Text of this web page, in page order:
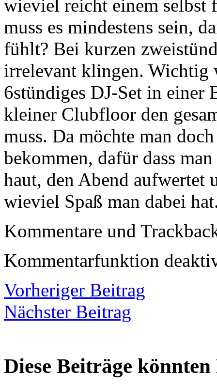
wieviel reicht einem
muss es mindestens sein,
fühlt? Bei kurzen
irrelevant klingen. Wichtig
6stündiges DJ-Set in einer
kleiner Clubfloor den
muss. Da möchte man
bekommen, dafür dass
haut, den Abend aufwertet
wieviel Spaß man dabei
Kommentare und
Kommentarfunktion
Vorheriger Beitrag
Nächster Beitrag
Diese Beiträge